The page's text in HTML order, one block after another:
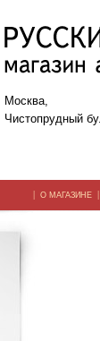
Москва,
Чистопрудный
| О МАГАЗИНЕ